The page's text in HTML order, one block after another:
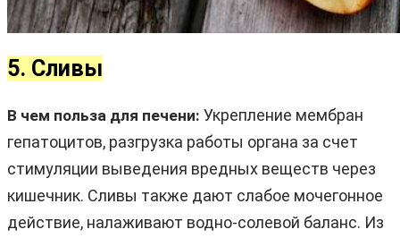
5. Сливы
В чем польза для печени: Укрепление мембран
гепатоцитов, разгрузка работы органа за счет
стимуляции выведения вредных веществ через
кишечник. Сливы также дают слабое мочегонное
действие, налаживают водно-солевой баланс. Из